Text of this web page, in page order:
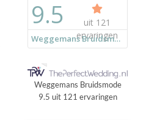
Weggemans Bruidsmode
9.5 uit 121 ervaringen